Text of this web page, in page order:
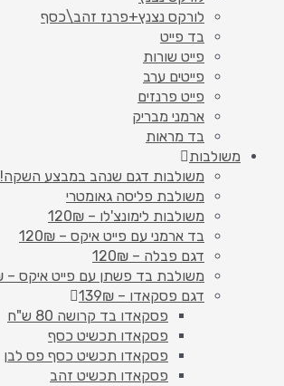
לורקס נצנץ+פרנז זהב\כסף
בד פייט
פייט שורות
פייטים ערב
פייט פרנזים
ארמני מבריק
בד מראות
משולבות
משולבות דגם שנהב במבצע השקה!
משולבת פליסה גאומטרי
משולבות לימונצ'לו – 120₪
בד ארמני עם פייט איקס – 120₪
דגם פבלה – 120₪
משולבת בד פשתן עם פייט איקס – 120₪
דגם פסקאדו – 139₪
פסקאדו בד קרושה 80 ש"ח
פסקאדו תכשיט כסף
פסקאדו תכשיט כסף פס לבן
פסקאדו תכשיט זהב